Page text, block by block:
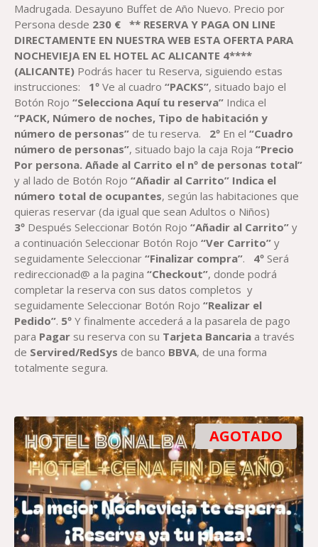
Madrugada. Desayuno Buffet de Año Nuevo. Precio por
Persona desde 230 €
** RESERVA Y PAGA ON LINE
DIRECTAMENTE EN NUESTRA WEB ESTA OFERTA PARA
NOCHEVIEJA EN EL HOTELACALICANTE 4****
(ALICANTE) Podrás hacer tu Reserva, siguiendo estas
instrucciones:
1ºVe al cuadro“PACKS”, situado bajo el
Botón Rojo“Selecciona Aquí tu reserva” Indica el
“PACK, Número de noches, Tipo de habitación y
número de personas” de tu reserva. 2º En el“Cuadro
número de personas”, situado bajo la caja Roja“Precio
Por persona. Añade al Carrito el nº de personas total”
y al lado de Botón Rojo“Añadir al Carrito” Indica el
número total de ocupantes, según las habitaciones que
quieras reservar (da igual que sean Adultos o Niños)
3º Después Seleccionar Botón Rojo“Añadir al Carrito” y
a continuación Seleccionar Botón Rojo“Ver Carrito”y
seguidamente Seleccionar“Finalizar compra”. 4º Será
redireccionad@ a la pagina“Checkout”, donde podrá
completar la reserva con sus datos completos y
seguidamente Seleccionar Botón Rojo “Realizar el
Pedido”. 5ºY finalmente accederá a la pasarela de pago
para Pagar su reserva con su Tarjeta Bancaria a través
de Servired/RedSys de banco BBVA, de una forma
totalmente segura.
AGOTADO